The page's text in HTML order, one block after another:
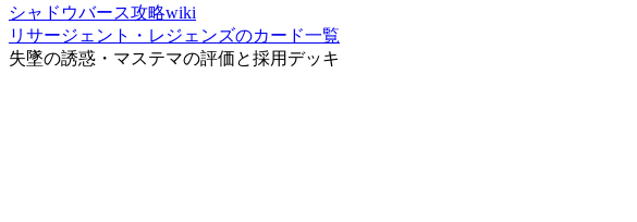
シャドウバース攻略wiki
リサージェント・レジェンズのカード一覧
失墜の誘惑・マステマの評価と採用デッキ